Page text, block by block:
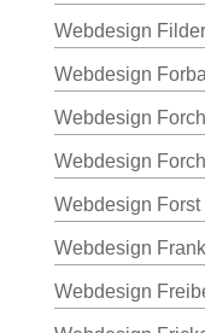
Webdesign
Webdesign
Webdesign
Webdesign
Webdesign Forst
Webdesign
Webdesign